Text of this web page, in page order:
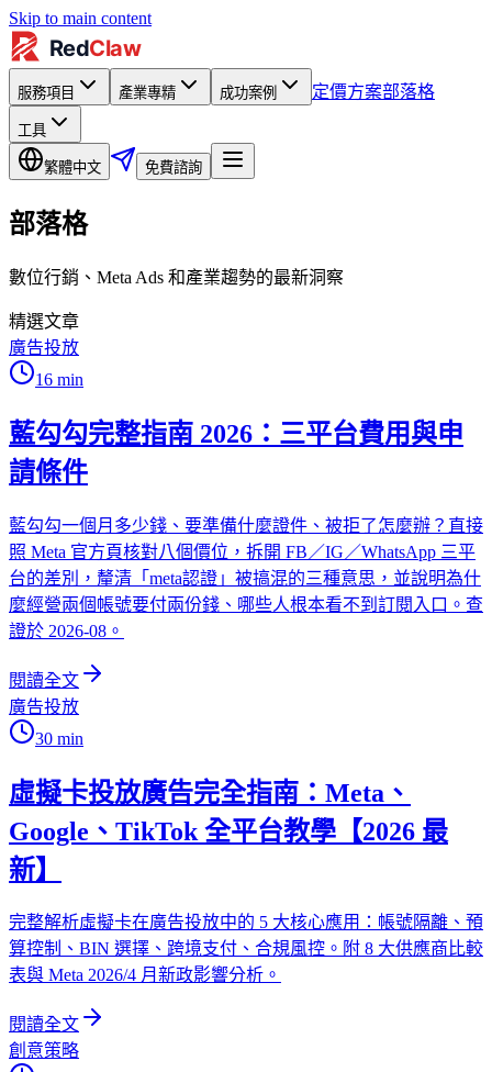
Skip to main content
服務項目 產業專精 成功案例 定價方案部落格
工具
繁體中文 免費諮詢
部落格
數位行銷、Meta Ads 和產業趨勢的最新洞察
精選文章
廣告投放
16 min
藍勾勾完整指南 2026：三平台費用與申
請條件
藍勾勾一個月多少錢、要準備什麼證件、被拒了怎麼辦？直接
照 Meta 官方頁核對八個價位，拆開 FB／IG／WhatsApp 三平
台的差別，釐清「meta認證」被搞混的三種意思，並說明為什
麼經營兩個帳號要付兩份錢、哪些人根本看不到訂閱入口。查
證於 2026-08。
閱讀全文
廣告投放
30 min
虛擬卡投放廣告完全指南：Meta、
Google、TikTok 全平台教學【2026 最
新】
完整解析虛擬卡在廣告投放中的 5 大核心應用：帳號隔離、預
算控制、BIN 選擇、跨境支付、合規風控。附 8 大供應商比較
表與 Meta 2026/4 月新政影響分析。
閱讀全文
創意策略